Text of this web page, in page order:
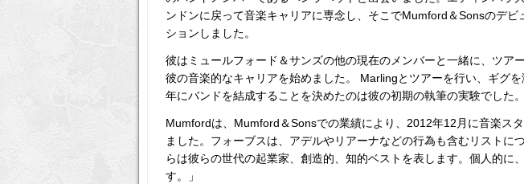
ンドンに戻って音楽キャリアに専念し、そこでMumford＆Sonsのデビ
ションしました。
彼はミュールフォード＆サンズの他の現在のメンバーと一緒に、ツア
彼の音楽的なキャリアを始めました。 Marlingとツアーを行い、ギグ
年にバンドを結成することを決めたのは彼の初期の執筆の実験でした。
Mumfordは、Mumford＆Sonsでの業績により、2012年12月に音楽ス
ました。フォーブスは、アデルやリアーナなどの行為も含むリストに
らは彼らの世代の起業家、創造的、知的ベストを表します。個人的に
す。」